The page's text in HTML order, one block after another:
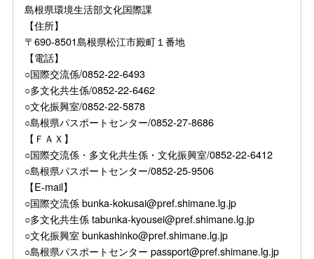
島根県環境生活部文化国際課
【住所】
〒690-8501島根県松江市殿町１番地
【電話】
○国際交流係/0852-22-6493
○多文化共生係/0852-22-6462
○文化振興室/0852-22-5878
○島根県パスポートセンター/0852-27-8686
【ＦＡＸ】
○国際交流係・多文化共生係・文化振興室/0852-22-6412
○島根県パスポートセンター/0852-25-9506
【E-mail】
○国際交流係 bunka-kokusai@pref.shimane.lg.jp
○多文化共生係 tabunka-kyousei@pref.shimane.lg.jp
○文化振興室 bunkashinko@pref.shimane.lg.jp
○島根県パスポートセンター passport@pref.shimane.lg.jp